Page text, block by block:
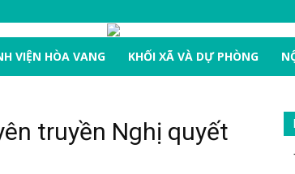
VIỆN HÒA VANG KHỐI XÃ VÀ DỰ PHÒNG
truyền Nghị quyết